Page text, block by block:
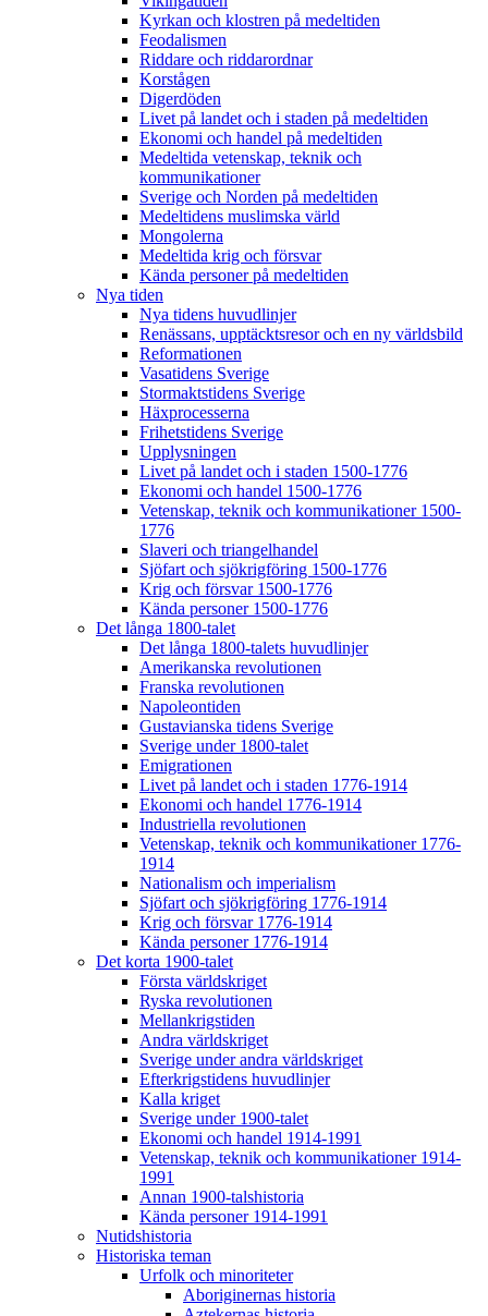
Kyrkan och klostren på medeltiden
Feodalismen
Riddare och riddarordnar
Korstågen
Digerdöden
Livet på landet och i staden på medeltiden
Ekonomi och handel på medeltiden
Medeltida vetenskap, teknik och
kommunikationer
Sverige och Norden på medeltiden
Medeltidens muslimska värld
Mongolerna
Medeltida krig och försvar
Kända personer på medeltiden
Nya tiden
Nya tidens huvudlinjer
Renässans, upptäcktsresor och en ny världsbild
Reformationen
Vasatidens Sverige
Stormaktstidens Sverige
Häxprocesserna
Frihetstidens Sverige
Upplysningen
Livet på landet och i staden 1500-1776
Ekonomi och handel 1500-1776
Vetenskap, teknik och kommunikationer 1500-
1776
Slaveri och triangelhandel
Sjöfart och sjökrigföring 1500-1776
Krig och försvar 1500-1776
Kända personer 1500-1776
Det långa 1800-talet
Det långa 1800-talets huvudlinjer
Amerikanska revolutionen
Franska revolutionen
Napoleontiden
Gustavianska tidens Sverige
Sverige under 1800-talet
Emigrationen
Livet på landet och i staden 1776-1914
Ekonomi och handel 1776-1914
Industriella revolutionen
Vetenskap, teknik och kommunikationer 1776-
1914
Nationalism och imperialism
Sjöfart och sjökrigföring 1776-1914
Krig och försvar 1776-1914
Kända personer 1776-1914
Det korta 1900-talet
Första världskriget
Ryska revolutionen
Mellankrigstiden
Andra världskriget
Sverige under andra världskriget
Efterkrigstidens huvudlinjer
Kalla kriget
Sverige under 1900-talet
Ekonomi och handel 1914-1991
Vetenskap, teknik och kommunikationer 1914-
1991
Annan 1900-talshistoria
Kända personer 1914-1991
Nutidshistoria
Historiska teman
Urfolk och minoriteter
Aboriginernas historia